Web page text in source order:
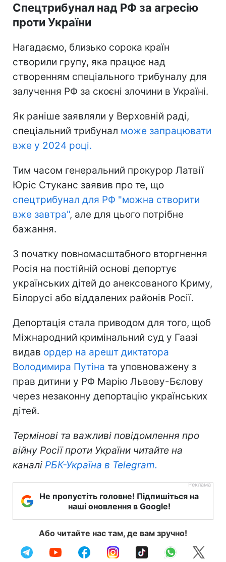
Спецтрибунал над РФ за агресію
проти України
Нагадаємо, близько сорока країн
створили групу, яка працює над
створенням спеціального трибуналу для
залучення РФ за скоєні злочини в Україні.
Як раніше заявляли у Верховній раді,
спеціальний трибунал може запрацювати
вже у 2024 році.
Тим часом генеральний прокурор Латвії
Юріс Стуканс заявив про те, що
спецтрибунал для РФ "можна створити
вже завтра", але для цього потрібне
бажання.
З початку повномасштабного вторгнення
Росія на постійній основі депортує
українських дітей до анексованого Криму,
Білорусі або віддалених районів Росії.
Депортація стала приводом для того, щоб
Міжнародний кримінальний суд у Гаазі
видав ордер на арешт диктатора
Володимира Путіна та уповноважену з
прав дитини у РФ Марію Львову-Бєлову
через незаконну депортацію українських
дітей.
Термінові та важливі повідомлення про
війну Росії проти України читайте на
каналі РБК-Україна в Telegram.
Не пропустіть головне! Підпишіться на
наші оновлення в Google!
Або читайте нас там, де вам зручно!